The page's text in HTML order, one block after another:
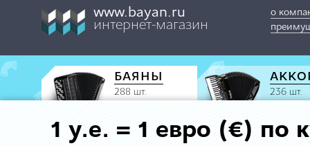
www.bayan.ru
интернет-магазин
о
БАЯНЫ
288 шт. 236 шт.
1 у.е. = 1 евро (€) по